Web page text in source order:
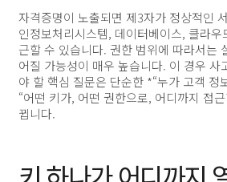
자격증명이 노출되면 제3자가 정상적인
인정보처리시스템, 데이터베이스, 클라우
근할 수 있습니다. 권한 범위에 따라서는
어질 가능성이 매우 높습니다. 이 경우 사
야 할 핵심 질문은 단순한 *“누가 고객 정
“어떤 키가, 어떤 권한으로, 어디까지 접
뀝니다.